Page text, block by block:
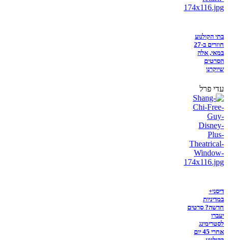
בתי הקולנוע
חוזרים ב-27
במאי, אלה
הסרטים
שיוקרנו
עדי פרל
דיסני+
במדיניות
חדשה? סרטים
יעברו
לסטרימינג
אחרי 45 יום